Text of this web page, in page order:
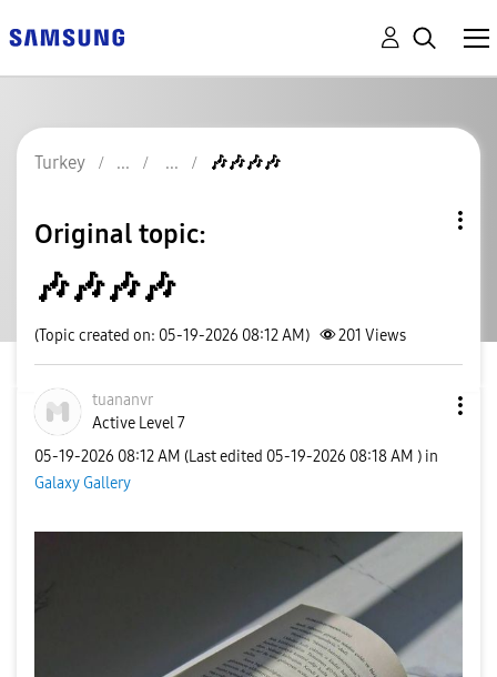
Turkey 🎶🎶🎶🎶
Original topic:
🎶🎶🎶🎶
(Topic created on: 05-19-2026 08:12 AM) 201 Views
tuananvr
Active Level 7
‎05-19-2026 08:12 AM (Last edited ‎05-19-2026 08:18 AM ) in
Galaxy Gallery